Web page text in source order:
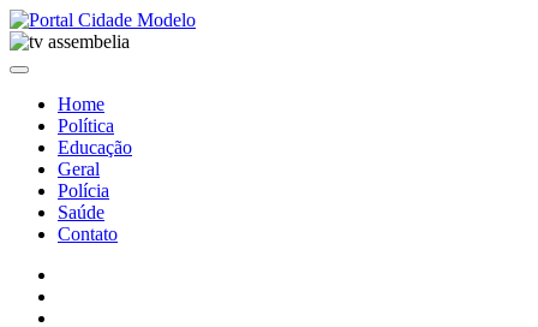
Home
Política
Educação
Geral
Polícia
Saúde
Contato